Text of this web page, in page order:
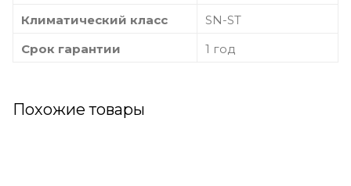
Климатический класс
SN-ST
Срок гарантии
1 год
Похожие товары